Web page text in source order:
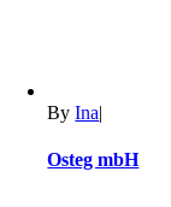
ByIna|
Osteg mbH